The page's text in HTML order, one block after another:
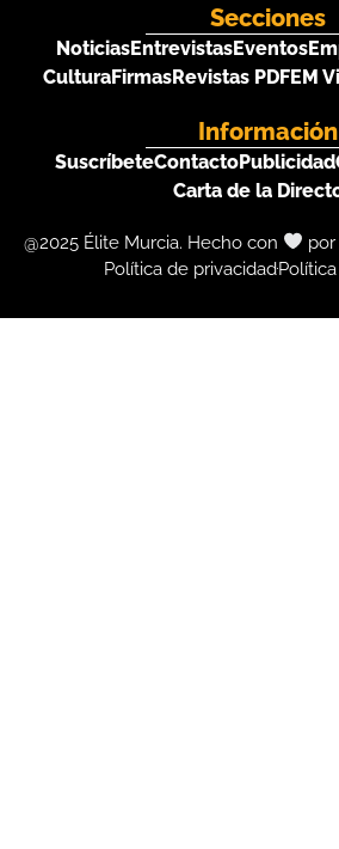
Secciones
NoticiasEntrevistasEventos
CulturaFirmasRevistas PDFEM
Información
SuscríbeteContactoPublicidad
Carta de la
@2025 Élite Murcia. Hecho con por
Política de privacidad